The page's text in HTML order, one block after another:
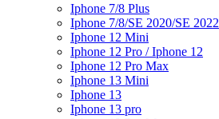
Iphone 7/8 Plus
Iphone 7/8/SE 2020/SE 2022
Iphone 12 Mini
Iphone 12 Pro / Iphone 12
Iphone 12 Pro Max
Iphone 13 Mini
Iphone 13
Iphone 13 pro